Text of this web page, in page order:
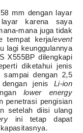
mm dengan layar
karena saya
mana juga tidak
tempat kerja/event
lagi keunggulannya
X555BP dilengkapi
diketahui jenis
sampai dengan 2,5
dengan jenis Li-ion
lower energy
penetrasi pengisian
setelah diisi ulang
ini tetap dapat
.